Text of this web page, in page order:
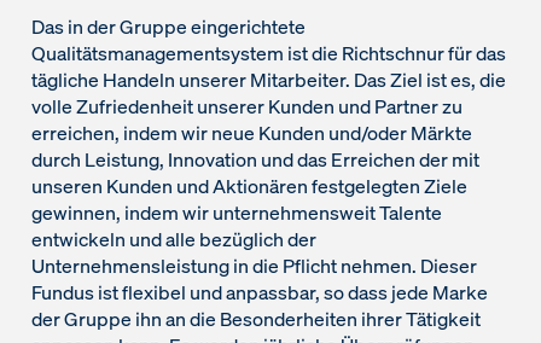
Das in der Gruppe eingerichtete
Qualitätsmanagementsystem ist die Richtschnur für das
tägliche Handeln unserer Mitarbeiter. Das Ziel ist es, die
volle Zufriedenheit unserer Kunden und Partner zu
erreichen, indem wir neue Kunden und/oder Märkte
durch Leistung, Innovation und das Erreichen der mit
unseren Kunden und Aktionären festgelegten Ziele
gewinnen, indem wir unternehmensweit Talente
entwickeln und alle bezüglich der
Unternehmensleistung in die Pflicht nehmen. Dieser
Fundus ist flexibel und anpassbar, so dass jede Marke
der Gruppe ihn an die Besonderheiten ihrer Tätigkeit